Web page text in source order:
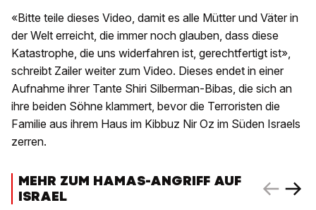
«Bitte teile dieses Video, damit es alle Mütter und Väter in
der Welt erreicht, die immer noch glauben, dass diese
Katastrophe, die uns widerfahren ist, gerechtfertigt ist»,
schreibt Zailer weiter zum Video. Dieses endet in einer
Aufnahme ihrer Tante Shiri Silberman-Bibas, die sich an
ihre beiden Söhne klammert, bevor die Terroristen die
Familie aus ihrem Haus im Kibbuz Nir Oz im Süden Israels
zerren.
MEHR ZUM HAMAS-ANGRIFF AUF
ISRAEL